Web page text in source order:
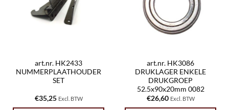
art.nr. HK2433
NUMMERPLAATHOUDER
SET
€35,25 Excl. BTW
art.nr. HK3086
DRUKLAGER ENKELE
DRUKGROEP
52.5x90x20mm 0082
€26,60 Excl. BTW